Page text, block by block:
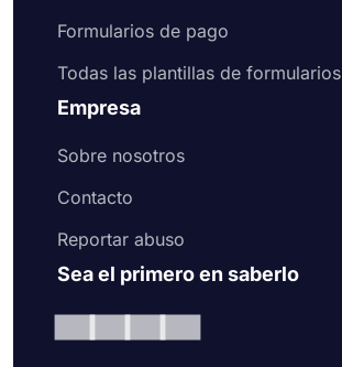
Formularios de pago
Todas las plantillas de formularios
Empresa
Sobre nosotros
Contacto
Reportar abuso
Sea el primero en saberlo